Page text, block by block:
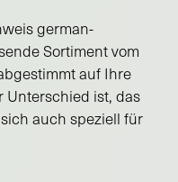
german-
Sortiment vom
auf Ihre
Unterschied ist, das
auch speziell für